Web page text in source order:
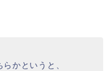
かというと、